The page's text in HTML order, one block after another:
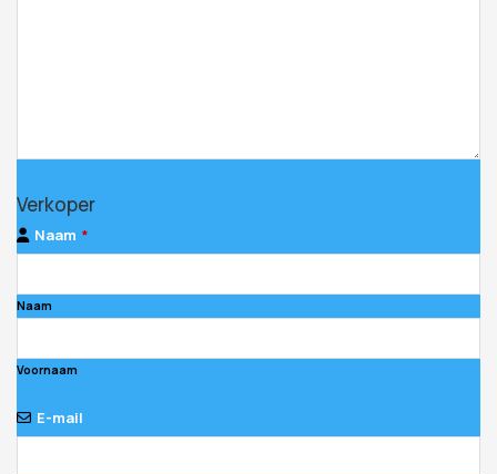
Business
Email *
Verkoper
Naam *
Naam
Voornaam
E-mail